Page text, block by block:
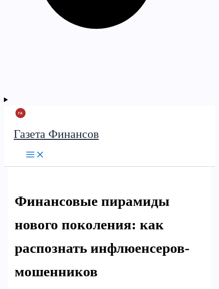
Газета Финансов
Финансовые пирамиды
нового поколения: как
распознать инфлюенсеров-
мошенников